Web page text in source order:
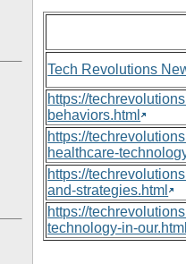
Tech Revolutions
https://
behaviors.html
https://
healthcare-
https://
and-strategies.html
https://
technology-in-